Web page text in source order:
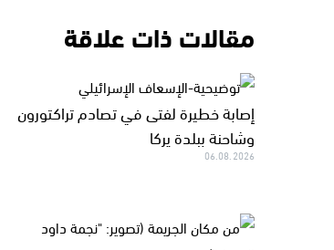
مقالات ذات علاقة
إصابة خطيرة لفتى في تصادم تراكتورون
وشاحنة ببلدة يركا
06.08.2026